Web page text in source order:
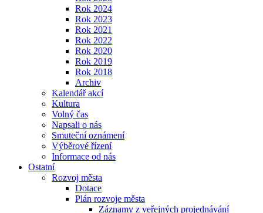
Rok 2024
Rok 2023
Rok 2021
Rok 2022
Rok 2020
Rok 2019
Rok 2018
Archiv
Kalendář akcí
Kultura
Volný čas
Napsali o nás
Smuteční oznámení
Výběrové řízení
Informace od nás
Ostatní
Rozvoj města
Dotace
Plán rozvoje města
Záznamy z veřejných projednávání